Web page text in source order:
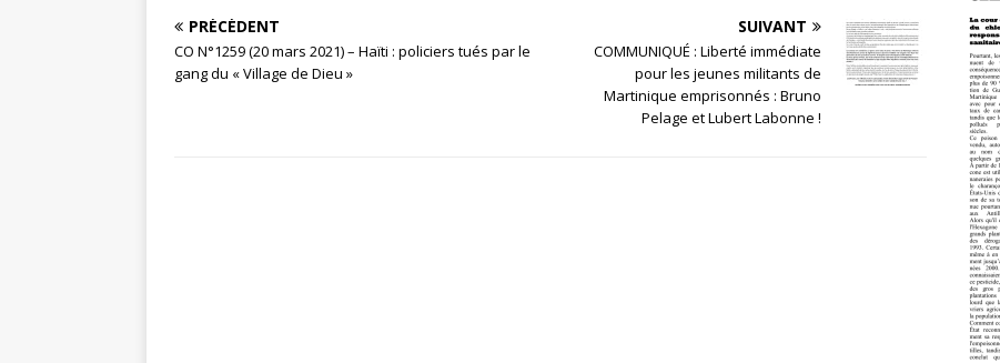
PRÉCÉDENT
CO N°1259 (20 mars 2021) – Haïti : policiers tués par le
gang du « Village de Dieu »
SUIVANT
COMMUNIQUÉ : Liberté immédiate
pour les jeunes militants de
Martinique emprisonnés : Bruno
Pelage et Lubert Labonne !